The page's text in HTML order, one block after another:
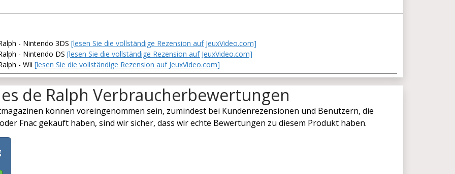
- Nintendo 3DS [lesen Sie die vollständige Rezension auf JeuxVideo.com]
- Nintendo DS [lesen Sie die vollständige Rezension auf JeuxVideo.com]
- Wii [lesen Sie die vollständige Rezension auf JeuxVideo.com]
de Ralph Verbraucherbewertungen
können voreingenommen sein, zumindest bei Kundenrezensionen und Benutzern, die
Fnac gekauft haben, sind wir sicher, dass wir echte Bewertungen zu diesem Produkt haben.